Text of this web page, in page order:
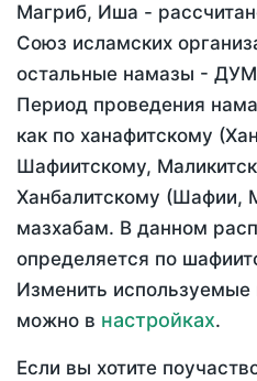
Магриб, Иша -
Союз исламских
остальные намазы -
Период проведения
как по ханафитскому
Шафиитскому,
Ханбалитскому (Шафии,
мазхабам. В данном
определяется по
Изменить
можно в настройках.
Если вы хотите